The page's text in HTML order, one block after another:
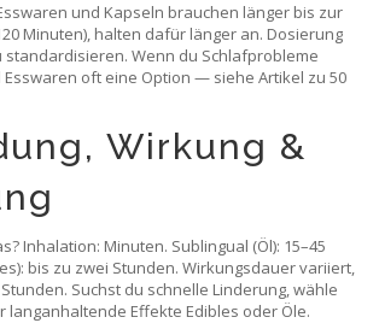
und Kapseln brauchen länger bis zur
Minuten), halten dafür länger an. Dosierung
Wenn du Schlafprobleme
Esswaren oft eine Option — siehe Artikel zu 50
Wirkung &
Inhalation: Minuten. Sublingual (Öl): 15–45
bis zu zwei Stunden. Wirkungsdauer variiert,
Suchst du schnelle Linderung, wähle
langanhaltende Effekte Edibles oder Öle.